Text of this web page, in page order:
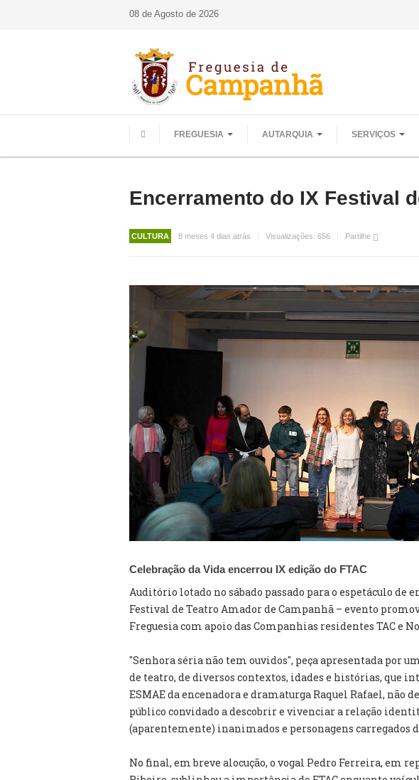
08 de Agosto de 2026
FREGUESIA AUTARQUIA SERVIÇOS
Encerramento do IX Festival
CULTURA 8 meses 4 dias atrás Visualizações: 656 Partilhe
Celebração da Vida encerrou IX edição do FTAC
Auditório lotado no sábado passado para o espetáculo de
Festival de Teatro Amador de Campanhã – evento
Freguesia com apoio das Companhias residentes TAC e
"Senhora séria não tem ouvidos", peça apresentada por
de teatro, de diversos contextos, idades e histórias, que
ESMAE da encenadora e dramaturga Raquel Rafael, não
público convidado a descobrir e vivenciar a relação
(aparentemente) inanimados e personagens carregados
No final, em breve alocução, o vogal Pedro Ferreira, em